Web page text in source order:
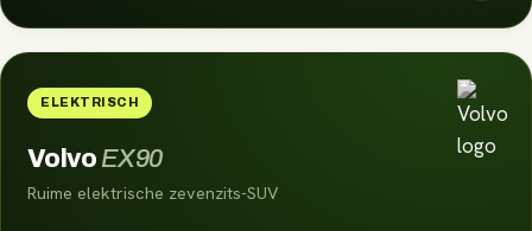
ELEKTRISCH
Volvo EX90
Ruime elektrische zevenzits-SUV